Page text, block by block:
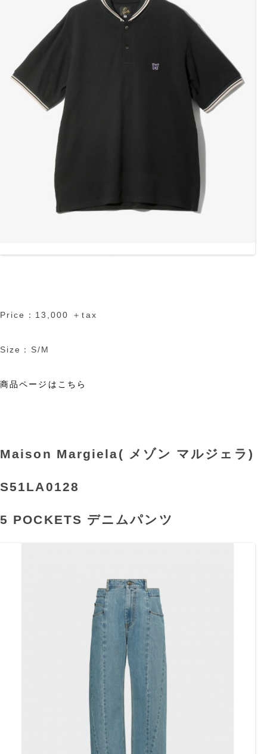
Price：13,000 ＋tax
Size：S/M
商品ページはこちら
Maison Margiela( メゾン マルジェラ)
S51LA0128
5 POCKETS デニムパンツ